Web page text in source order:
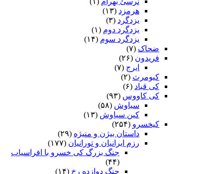
هرمزد (۱۳)
یزدگرد (۳)
یزدگرد دوم (۱)
یزدگرد سوم (۱۴)
ضحاک (۷)
فریدون (۲۶)
ایرج (۷)
کیومرث (۲)
کی قباد (۶)
کی کاووس (۹۳)
سیاوش (۵۸)
کین سیاوش (۱۳)
کیخسرو (۲۵۴)
داستان بیژن و منیژه (۲۹)
رزم ایرانیان و تورانیان (۱۷۷)
جنگ بزرگ کی خسرو با افراسیاب
(۴۴)
جنگ دوازده رخ (۱۴)